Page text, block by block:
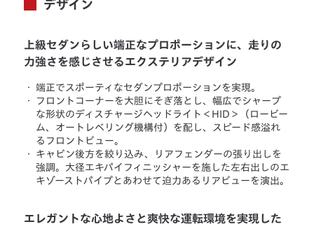
デザイン
上級セダンらしい端正なプロポーションに、走りの
力強さを感じさせるエクステリアデザイン
・
端正でスポーティなセダンプロポーションを実現。
・
フロントコーナーを大胆にそぎ落とし、幅広でシャープ
な形状のディスチャージヘッドライト＜HID＞（ロービー
ム、オートレベリング機構付）を配し、スピード感溢れ
るフロントビュー。
・
キャビン後方を絞り込み、リアフェンダーの張り出しを
強調。大径エキパイフィニッシャーを施した左右出しのエ
キゾーストパイプとあわせて迫力あるリアビューを演出。
エレガントな心地よさと爽快な運転環境を実現した